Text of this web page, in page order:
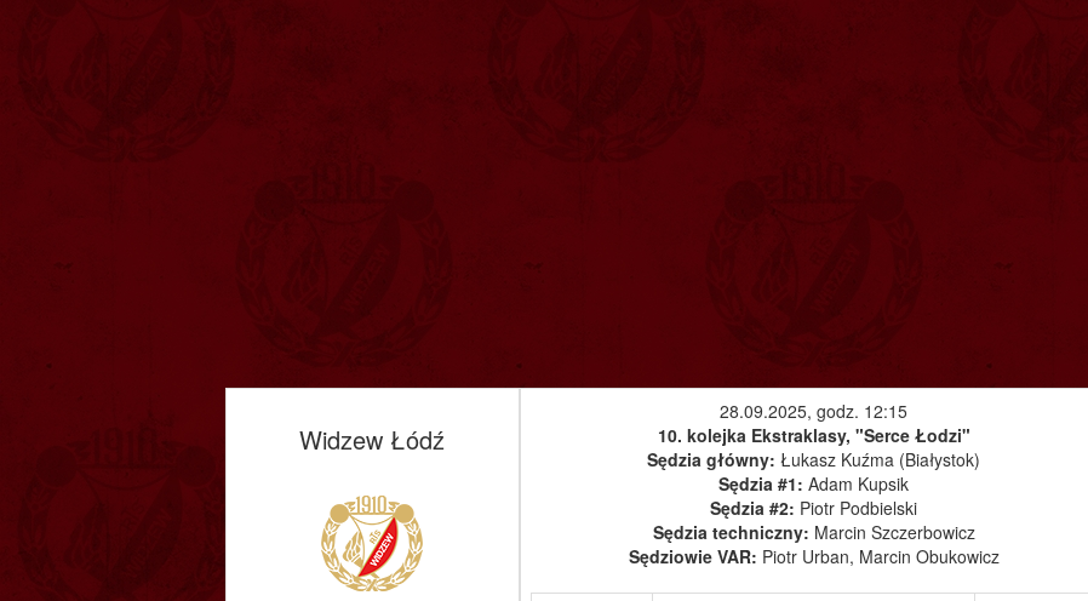
28.09.2025, godz. 12:15
10. kolejka Ekstraklasy, "Serce Łodzi"
Sędzia główny: Łukasz Kuźma (Białystok)
Sędzia #1: Adam Kupsik
Sędzia #2: Piotr Podbielski
Sędzia techniczny: Marcin Szczerbowicz
Sędziowie VAR: Piotr Urban, Marcin Obukowicz
Widzew Łódź